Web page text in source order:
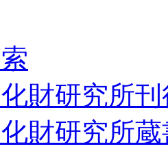
財研究所
財研究所